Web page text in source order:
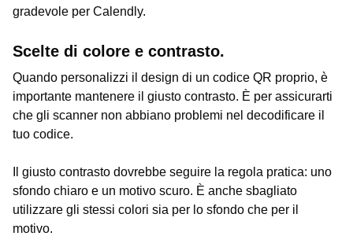
gradevole per Calendly.
Scelte di colore e contrasto.
Quando personalizzi il design di un codice QR proprio, è
importante mantenere il giusto contrasto. È per assicurarti
che gli scanner non abbiano problemi nel decodificare il
tuo codice.
Il giusto contrasto dovrebbe seguire la regola pratica: uno
sfondo chiaro e un motivo scuro. È anche sbagliato
utilizzare gli stessi colori sia per lo sfondo che per il
motivo.